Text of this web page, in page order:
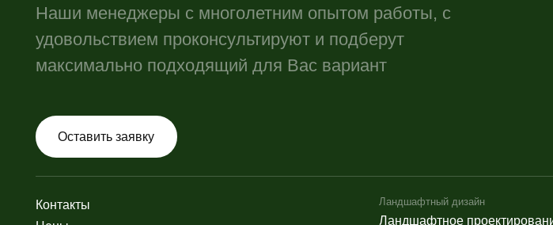
Борьба с насекомыми
Уничтожение муравьев
Ландшафтное освещение участка
Декоративные и исскуственные водоемы
Стилевые сады